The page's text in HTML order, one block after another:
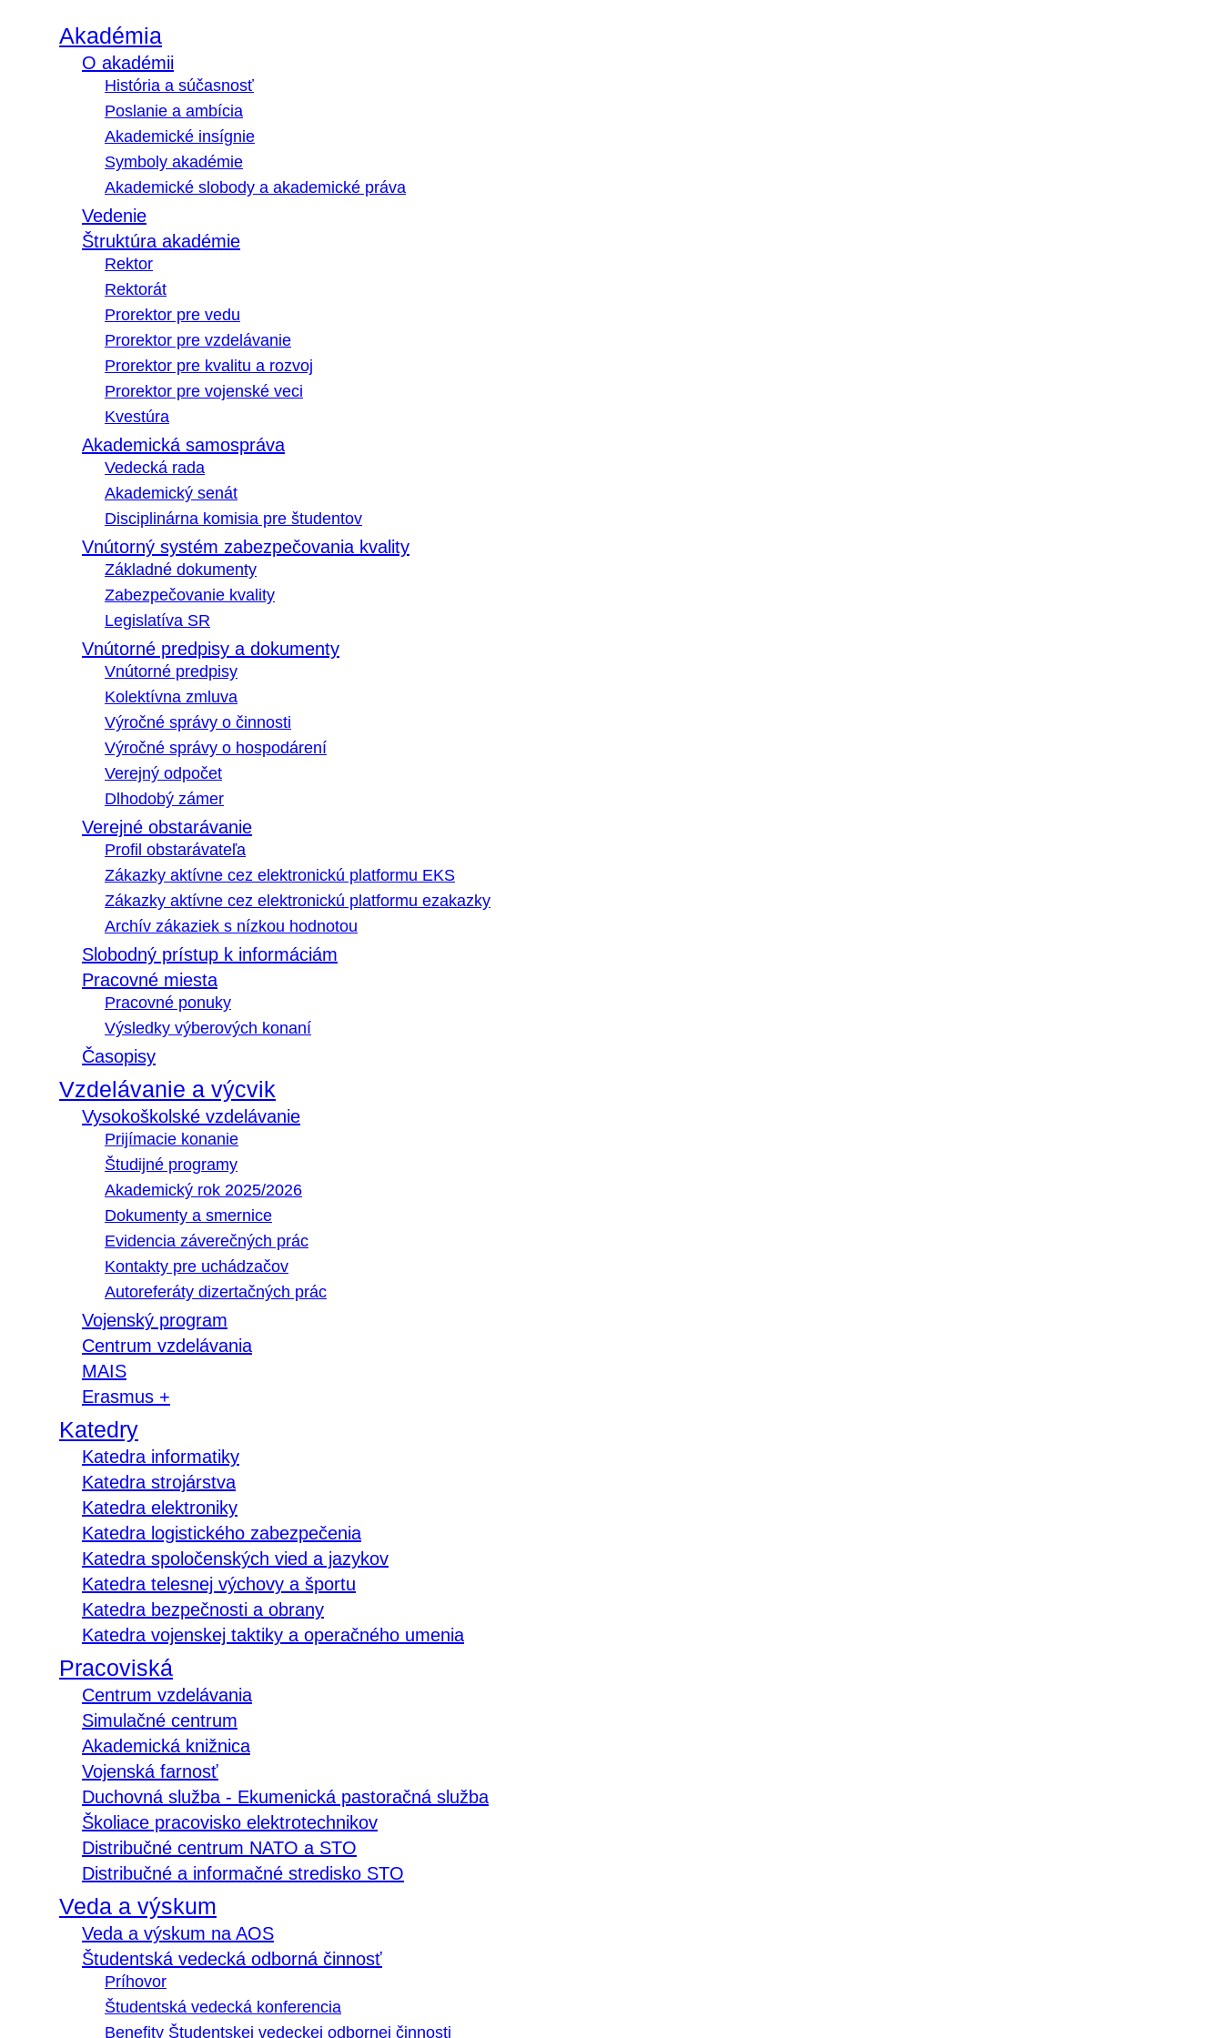
Akadémia
O akadémii
História a súčasnosť
Poslanie a ambícia
Akademické insígnie
Symboly akadémie
Akademické slobody a akademické práva
Vedenie
Štruktúra akadémie
Rektor
Rektorát
Prorektor pre vedu
Prorektor pre vzdelávanie
Prorektor pre kvalitu a rozvoj
Prorektor pre vojenské veci
Kvestúra
Akademická samospráva
Vedecká rada
Akademický senát
Disciplinárna komisia pre študentov
Vnútorný systém zabezpečovania kvality
Základné dokumenty
Zabezpečovanie kvality
Legislatíva SR
Vnútorné predpisy a dokumenty
Vnútorné predpisy
Kolektívna zmluva
Výročné správy o činnosti
Výročné správy o hospodárení
Verejný odpočet
Dlhodobý zámer
Verejné obstarávanie
Profil obstarávateľa
Zákazky aktívne cez elektronickú platformu EKS
Zákazky aktívne cez elektronickú platformu ezakazky
Archív zákaziek s nízkou hodnotou
Slobodný prístup k informáciám
Pracovné miesta
Pracovné ponuky
Výsledky výberových konaní
Časopisy
Vzdelávanie a výcvik
Vysokoškolské vzdelávanie
Prijímacie konanie
Študijné programy
Akademický rok 2025/2026
Dokumenty a smernice
Evidencia záverečných prác
Kontakty pre uchádzačov
Autoreferáty dizertačných prác
Vojenský program
Centrum vzdelávania
MAIS
Erasmus +
Katedry
Katedra informatiky
Katedra strojárstva
Katedra elektroniky
Katedra logistického zabezpečenia
Katedra spoločenských vied a jazykov
Katedra telesnej výchovy a športu
Katedra bezpečnosti a obrany
Katedra vojenskej taktiky a operačného umenia
Pracoviská
Centrum vzdelávania
Simulačné centrum
Akademická knižnica
Vojenská farnosť
Duchovná služba - Ekumenická pastoračná služba
Školiace pracovisko elektrotechnikov
Distribučné centrum NATO a STO
Distribučné a informačné stredisko STO
Veda a výskum
Veda a výskum na AOS
Študentská vedecká odborná činnosť
Príhovor
Študentská vedecká konferencia
Benefity Študentskej vedeckej odbornej činnosti